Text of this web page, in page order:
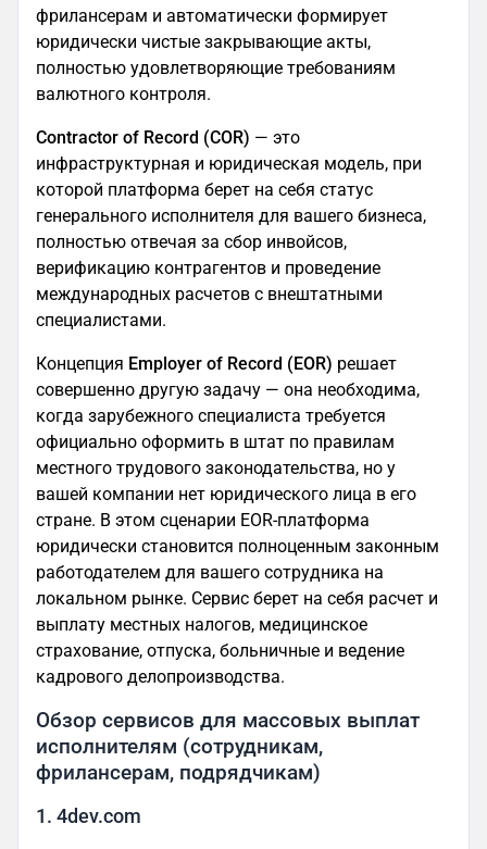
фрилансерам и автоматически формирует
юридически чистые закрывающие акты,
полностью удовлетворяющие требованиям
валютного контроля.
Contractor of Record (COR) — это
инфраструктурная и юридическая модель, при
которой платформа берет на себя статус
генерального исполнителя для вашего бизнеса,
полностью отвечая за сбор инвойсов,
верификацию контрагентов и проведение
международных расчетов с внештатными
специалистами.
Концепция Employer of Record (EOR) решает
совершенно другую задачу — она необходима,
когда зарубежного специалиста требуется
официально оформить в штат по правилам
местного трудового законодательства, но у
вашей компании нет юридического лица в его
стране. В этом сценарии EOR-платформа
юридически становится полноценным законным
работодателем для вашего сотрудника на
локальном рынке. Сервис берет на себя расчет и
выплату местных налогов, медицинское
страхование, отпуска, больничные и ведение
кадрового делопроизводства.
Обзор сервисов для массовых выплат
исполнителям (сотрудникам,
фрилансерам, подрядчикам)
1. 4dev.com